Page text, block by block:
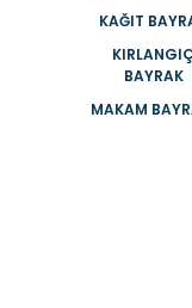
KAĞIT
BAYRAK
MAKAM